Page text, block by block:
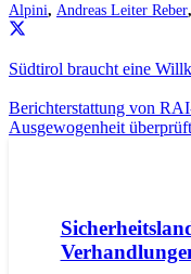
Alpini, Andreas Leiter Reber,
Südtirol braucht eine
Berichterstattung von
Ausgewogenheit überprüft